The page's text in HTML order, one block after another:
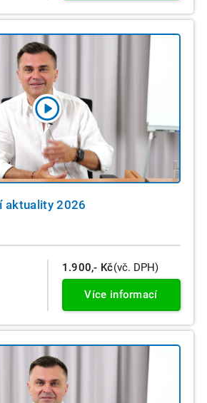
aktuality 2026
1.900,- Kč(vč. DPH)
Více informací